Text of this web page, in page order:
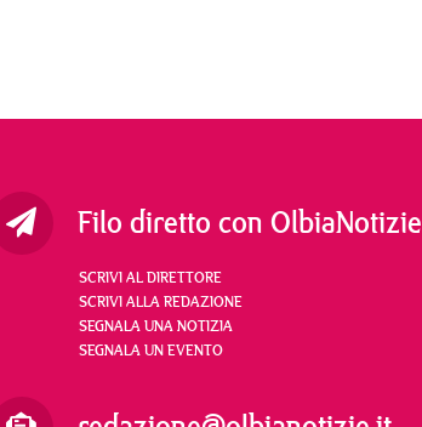
Filo diretto con OlbiaNotizie
SCRIVI AL DIRETTORE
SCRIVI ALLA REDAZIONE
SEGNALA UNA NOTIZIA
SEGNALA UN EVENTO